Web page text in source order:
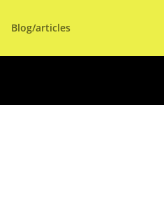
Blog/articles